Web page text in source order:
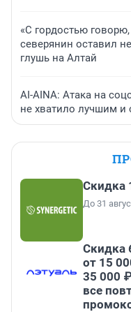
«С гордостью
северянин оставил
глушь на Алтай
AI-AINA: Атака на
не хватило лучшим и
Скидка
До 31
Скидка
от 15
35 000
все